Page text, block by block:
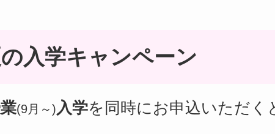
入学キャンペーン
(9月～) 入学を同時にお申込いただく